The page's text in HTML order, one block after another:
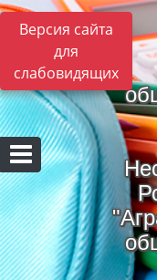
Версия сайта
для
слабовидящих